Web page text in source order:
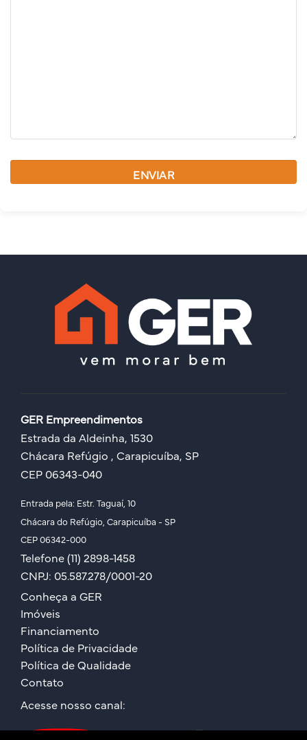
GER Empreendimentos
Estrada da Aldeinha, 1530
Chácara Refúgio , Carapicuíba, SP
CEP 06343-040
Entrada pela: Estr. Taguaí, 10
Chácara do Refúgio, Carapicuíba - SP
CEP 06342-000
Telefone (11) 2898-1458
CNPJ: 05.587.278/0001-20
Conheça a GER
Imóveis
Financiamento
Política de Privacidade
Política de Qualidade
Contato
Acesse nosso canal: